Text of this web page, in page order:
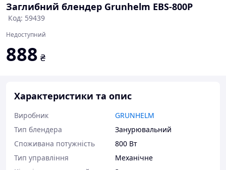
Заглибний блендер Grunhelm EBS-800P
Код: 59439
Недоступний
888 ₴
Характеристики та опис
Виробник
GRUNHELM
Тип блендера
Занурювальний
Споживана потужність
800 Вт
Тип управління
Механічне